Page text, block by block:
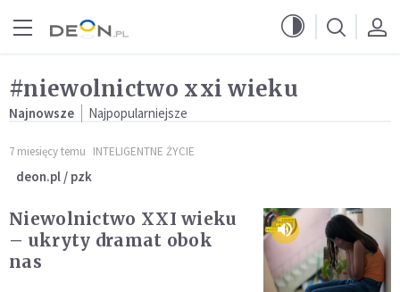
#niewolnictwo xxi wieku
Najnowsze Najpopularniejsze
7 miesięcy temu INTELIGENTNE ŻYCIE
deon.pl / pzk
Niewolnictwo XXI wieku
– ukryty dramat obok
nas